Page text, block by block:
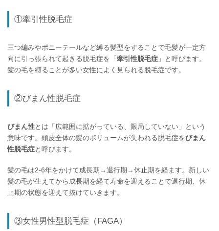
①牽引性脱毛症
三つ編みやポニーテールなど縛る髪型をすることで毛髪が一定方
向に引っ張られて起きる脱毛症を「 牽引性脱毛症 」と呼びます。
髪の毛を縛ることが多い女性によく見られる脱毛症です。
②びまん性脱毛症
びまん性とは「広範囲に拡がっている、限局していない」という
意味です。頭皮全体の髪のボリュームが失われる脱毛症をびまん
性脱毛症と呼びます。
髪の毛は2-6年をかけて成長期→退行期→休止期を経ます。新しい
髪の毛が生えてから成長期を経て寿命を迎えることで退行期、休
止期の状態を迎えて抜けていきます。
③女性男性型脱毛症（FAGA）